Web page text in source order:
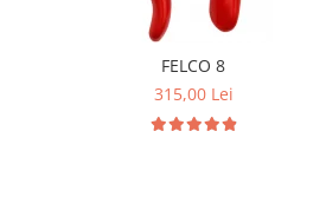
FELCO 8
315,00 Lei